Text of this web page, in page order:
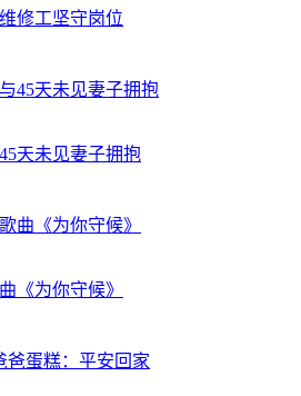
修工坚守岗位
天未见妻子拥抱
《为你守候》